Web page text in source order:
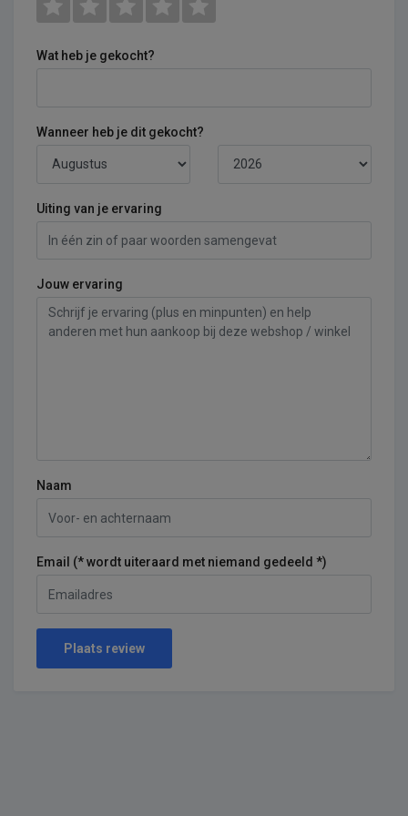
Wat heb je gekocht?
Wanneer heb je dit gekocht?
Uiting van je ervaring
Jouw ervaring
Naam
Email (* wordt uiteraard met niemand gedeeld *)
Plaats review